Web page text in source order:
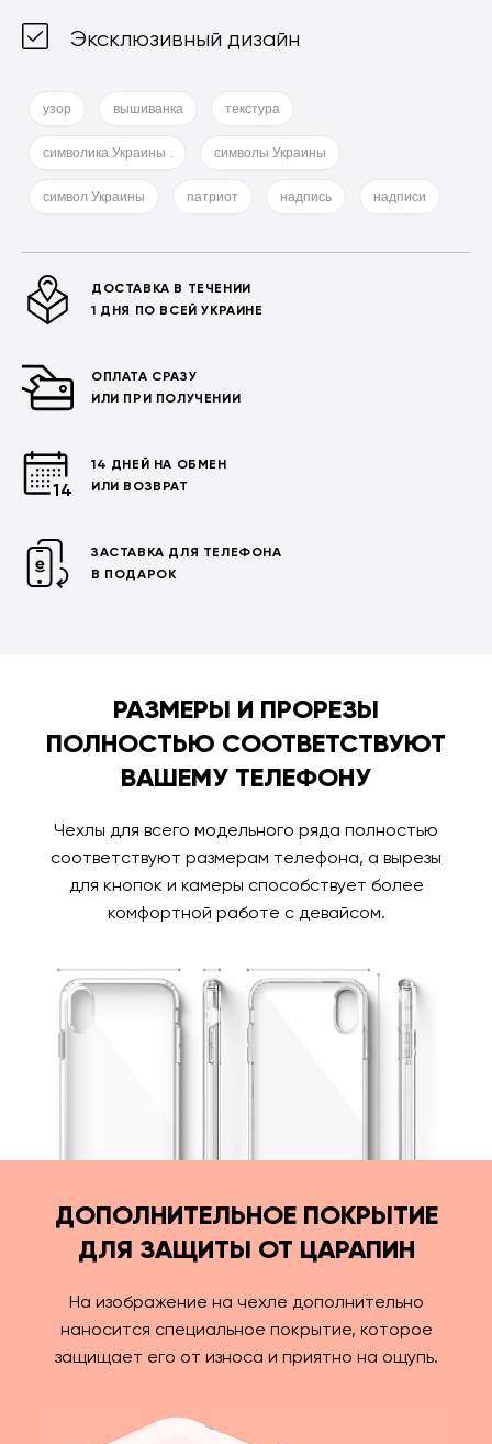
Эксклюзивный дизайн
узор вышиванка текстура
символика Украины . символы Украины
символ Украины патриот надпись надписи
ДОСТАВКА В ТЕЧЕНИИ
1 ДНЯ ПО ВСЕЙ УКРАИНЕ
ОПЛАТА СРАЗУ
ИЛИ ПРИ ПОЛУЧЕНИИ
14 ДНЕЙ НА ОБМЕН
ИЛИ ВОЗВРАТ
ЗАСТАВКА ДЛЯ ТЕЛЕФОНА
В ПОДАРОК
РАЗМЕРЫ И ПРОРЕЗЫ
ПОЛНОСТЬЮ СООТВЕТСТВУЮТ
ВАШЕМУ ТЕЛЕФОНУ
Чехлы для всего модельного ряда полностью
соответствуют размерам телефона, а вырезы
для кнопок и камеры способствует более
комфортной работе с девайсом.
ДОПОЛНИТЕЛЬНОЕ ПОКРЫТИЕ
ДЛЯ ЗАЩИТЫ ОТ ЦАРАПИН
На изображение на чехле дополнительно
наносится специальное покрытие, которое
защищает его от износа и приятно на ощупь.